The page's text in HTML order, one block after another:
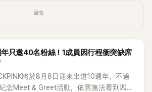
廣告
只邀40名粉絲！1成員因行程衝突缺席
將於8月8日迎來出道10週年，不過
念Meet & Greet活動，依舊無法看到四人